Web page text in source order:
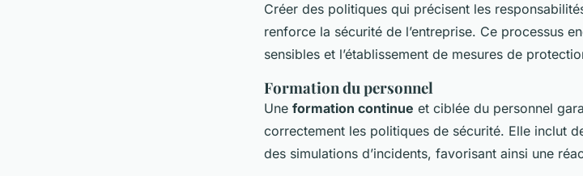
Créer des politiques qui précisent les
renforce la sécurité de l’entreprise. Ce processus
sensibles et l’établissement de mesures de
Formation du personnel
Une formation continue et ciblée du personnel
correctement les politiques de sécurité. Elle inclut
des simulations d’incidents, favorisant ainsi une